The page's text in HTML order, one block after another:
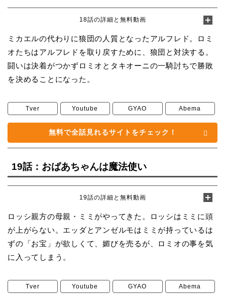
18話の詳細と無料動画
ミカエルの代わりに狼団の人質となったアルフレド。ロミ
オたちはアルフレドを取り戻すために、狼団と対決する。
闘いは決着がつかずロミオとタキオーニの一騎討ちで勝敗
を決めることになった。
Tver Youtube GYAO Abema
無料で全話見れるサイトをチェック！
19話：おばあちゃんは魔法使い
19話の詳細と無料動画
ロッシ親方の母親・ミミがやってきた。ロッシはミミに頭
が上がらない。エッダとアンゼルモはミミが持っているは
ずの「お宝」が欲しくて、媚びを売るが、ロミオの事を気
に入ってしまう。
Tver Youtube GYAO Abema